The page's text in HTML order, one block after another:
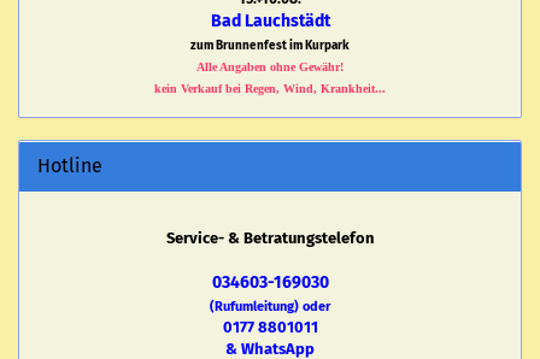
Bad Lauchstädt
zum Brunnenfest im Kurpark
Alle Angaben ohne Gewähr!
kein Verkauf bei Regen, Wind, Krankheit...
Hotline
Service- & Betratungstelefon
034603-169030
(Rufumleitung) oder
0177 8801011
& WhatsApp